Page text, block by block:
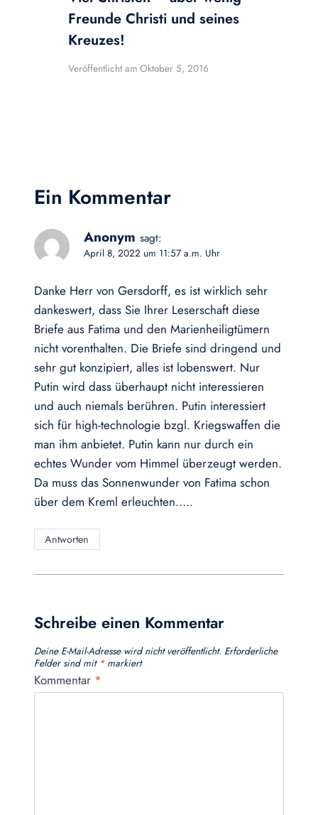
Freunde Christi und seines
Kreuzes!
Veröffentlicht am Oktober 5, 2016
Ein Kommentar
Anonym sagt:
April 8, 2022 um 11:57 a.m. Uhr
Danke Herr von Gersdorff, es ist wirklich sehr
dankeswert, dass Sie Ihrer Leserschaft diese
Briefe aus Fatima und den Marienheiligtümern
nicht vorenthalten. Die Briefe sind dringend und
sehr gut konzipiert, alles ist lobenswert. Nur
Putin wird dass überhaupt nicht interessieren
und auch niemals berühren. Putin interessiert
sich für high-technologie bzgl. Kriegswaffen die
man ihm anbietet. Putin kann nur durch ein
echtes Wunder vom Himmel überzeugt werden.
Da muss das Sonnenwunder von Fatima schon
über dem Kreml erleuchten…..
Antworten
Schreibe einen Kommentar
Deine E-Mail-Adresse wird nicht veröffentlicht. Erforderliche
Felder sind mit *markiert
Kommentar *